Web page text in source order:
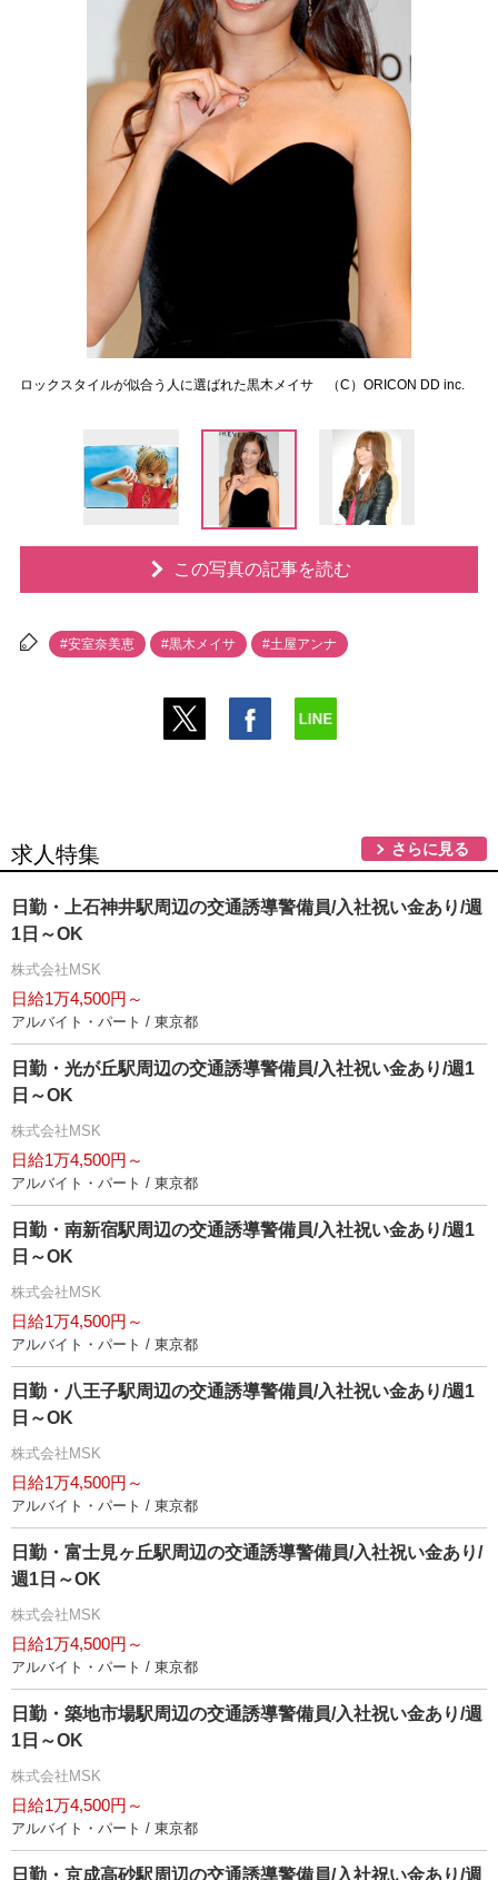
ロックスタイルが似合う人に選ばれた黒木メイサ （C）ORICON DD inc.
この写真の記事を読む
#安室奈美恵 #黒木メイサ #土屋アンナ
求人特集 さらに見る
日勤・上石神井駅周辺の交通誘導警備員/入社祝い金あり/週
1日～OK
株式会社MSK
日給1万4,500円～
アルバイト・パート / 東京都
日勤・光が丘駅周辺の交通誘導警備員/入社祝い金あり/週1
日～OK
株式会社MSK
日給1万4,500円～
アルバイト・パート / 東京都
日勤・南新宿駅周辺の交通誘導警備員/入社祝い金あり/週1
日～OK
株式会社MSK
日給1万4,500円～
アルバイト・パート / 東京都
日勤・八王子駅周辺の交通誘導警備員/入社祝い金あり/週1
日～OK
株式会社MSK
日給1万4,500円～
アルバイト・パート / 東京都
日勤・富士見ヶ丘駅周辺の交通誘導警備員/入社祝い金あり/
週1日～OK
株式会社MSK
日給1万4,500円～
アルバイト・パート / 東京都
日勤・築地市場駅周辺の交通誘導警備員/入社祝い金あり/週
1日～OK
株式会社MSK
日給1万4,500円～
アルバイト・パート / 東京都
日勤・京成高砂駅周辺の交通誘導警備員/入社祝い金あり/週